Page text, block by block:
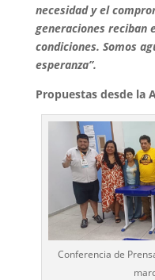
necesidad y el
generaciones reciban
condiciones. Somos
esperanza”.
Propuestas desde la
Conferencia de